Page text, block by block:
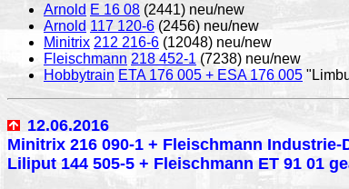
Arnold E 16 08 (2441) neu/new
Arnold 117 120-6 (2456) neu/new
Minitrix 212 216-6 (12048) neu/new
Fleischmann 218 452-1 (7238) neu/new
Hobbytrain ETA 176 005 + ESA 176 005
12.06.2016
Minitrix 216 090-1 + Fleischmann
Liliput 144 505-5 + Fleischmann ET 91 01